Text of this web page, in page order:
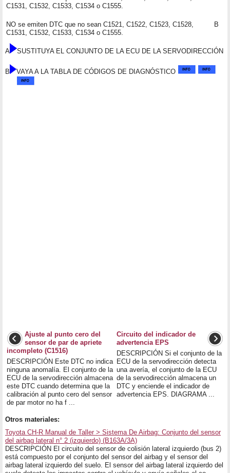
C1531, C1532, C1533, C1534 o C1555.
NO se emiten DTC que no sean C1521, C1522, C1523, C1528,
C1531, C1532, C1533, C1534 o C1555.
B
A SUSTITUYA EL CONJUNTO DE LA ECU DE LA SERVODIRECCIÓN
B VAYA A LA TABLA DE CÓDIGOS DE DIAGNÓSTICO
Ajuste al punto cero del
sensor de par de apriete
incompleto (C1516)
DESCRIPCIÓN Este DTC no indica
ninguna anomalía. El conjunto de la
ECU de la servodirección almacena
este DTC cuando determina que la
calibración al punto cero del sensor
de par motor no ha f ...
Circuito del indicador de
advertencia EPS
DESCRIPCIÓN Si el conjunto de la
ECU de la servodirección detecta
una avería, el conjunto de la ECU
de la servodirección almacena un
DTC y enciende el indicador de
advertencia EPS. DIAGRAMA ...
Otros materiales:
Toyota CH-R Manual de Taller > Sistema De Airbag: Conjunto del sensor
del airbag lateral n° 2 (izquierdo) (B163A/3A)
DESCRIPCIÓN El circuito del sensor de colisión lateral izquierdo (bus 2)
está compuesto por el conjunto del sensor del airbag y el sensor del
airbag lateral izquierdo del suelo. El sensor del airbag lateral izquierdo del